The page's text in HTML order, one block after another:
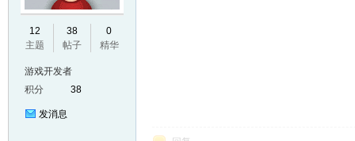
12
主题
38
帖子
0
精华
游戏开发者
积分
38
发消息